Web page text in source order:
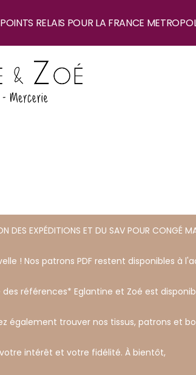
RELAIS POUR LA FRANCE
DES EXPÉDITIONS ET DU SAV POUR CONGÉ
! Nos patrons PDF restent disponibles à
références* Eglantine et Zoé est
également trouver nos tissus, patrons et
intérêt et votre fidélité. À bientôt,